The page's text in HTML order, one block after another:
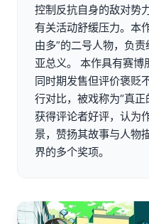
控制反抗自身的敌对势
有关活动舒缓压力。本
由多”的二号人物，负
亚总义。 本作具有赛博
同时期发售但评价褒贬
行对比，被戏称为“真
获得评论者好评，认为
景，赞扬其故事与人物
界的多个奖项。